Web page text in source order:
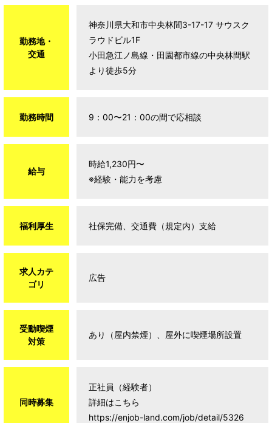
勤務地・
交通
神奈川県大和市中央林間3-17-17 サウスク
ラウドビル1F
小田急江ノ島線・田園都市線の中央林間駅
より徒歩5分
勤務時間 9：00〜21：00の間で応相談
給与
時給1,230円〜
※経験・能力を考慮
福利厚生 社保完備、交通費（規定内）支給
求人カテ
ゴリ
広告
受動喫煙
対策
あり（屋内禁煙）、屋外に喫煙場所設置
同時募集
正社員（経験者）
詳細はこちら
https://enjob-land.com/job/detail/5326